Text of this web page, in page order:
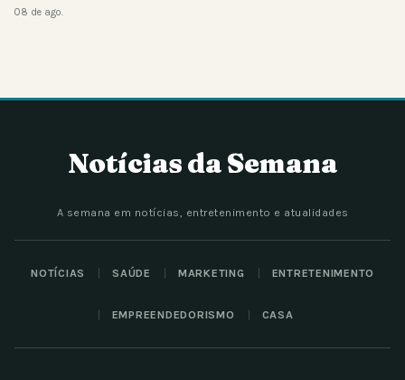
08 de ago.
Notícias da Semana
A semana em notícias, entretenimento e atualidades
NOTÍCIAS SAÚDE MARKETING ENTRETENIMENTO
EMPREENDEDORISMO CASA